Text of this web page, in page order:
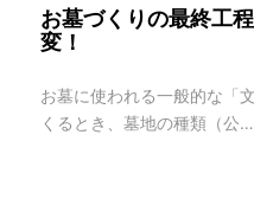
お墓づくりの最終工
変！
お墓に使われる一般的な「
くるとき、墓地の種類（公…